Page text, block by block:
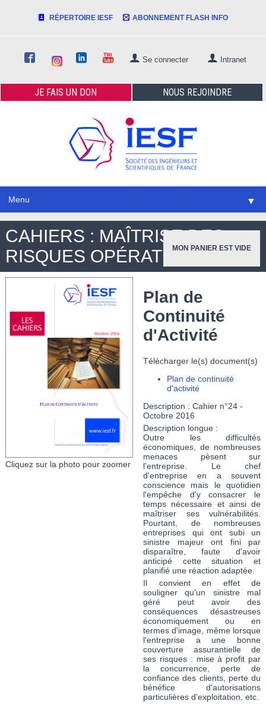
RÉPERTOIRE IESF ABONNEMENT FLASH INFO
Se connecter Intranet
JE FAISUN DON NOUS REJOINDRE
Menu ▼
CAHIERS : MAÎTRISE DES
RISQUES OPÉRATIONNELS
Cliquez sur la photo pour zoomer
Plan de
Continuité
d'Activité
Télécharger le(s) document(s)
Plan de continuité
d'activité
Description :Cahier n°24 -
Octobre 2016
Description longue :
Outre les difficultés
économiques, de nombreuses
menaces pèsent sur
l'entreprise. Le chef
d'entreprise en a souvent
conscience mais le quotidien
l'empêche d'y consacrer le
temps nécessaire et ainsi de
maîtriser ses vulnérabilités.
Pourtant, de nombreuses
entreprises qui ont subi un
sinistre majeur ont fini par
disparaître, faute d'avoir
anticipé cette situation et
planifié une réaction adaptée.
Il convient en effet de
souligner qu'un sinistre mal
géré peut avoir des
conséquences désastreuses
économiquement ou en
termes d'image, même lorsque
l'entreprise a une bonne
couverture assurantielle de
ses risques : mise à profit par
la concurrence, perte de
confiance des clients, perte du
bénéfice d'autorisations
particulières d'exploitation, etc.